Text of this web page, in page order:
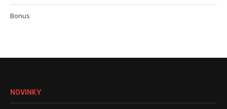
Bonus
NOVINKY